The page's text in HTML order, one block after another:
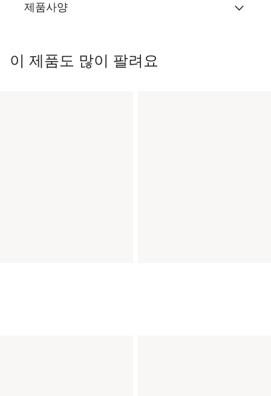
제품사양
이 제품도 많이 팔려요